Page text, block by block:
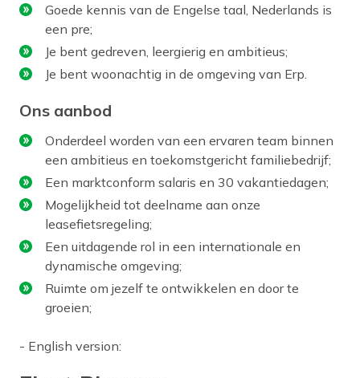
Goede kennis van de Engelse taal, Nederlands is
een pre;
Je bent gedreven, leergierig en ambitieus;
Je bent woonachtig in de omgeving van Erp.
Ons aanbod
Onderdeel worden van een ervaren team binnen
een ambitieus en toekomstgericht familiebedrijf;
Een marktconform salaris en 30 vakantiedagen;
Mogelijkheid tot deelname aan onze
leasefietsregeling;
Een uitdagende rol in een internationale en
dynamische omgeving;
Ruimte om jezelf te ontwikkelen en door te
groeien;
- English version: